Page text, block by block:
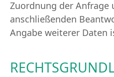
Zuordnung der Anfrage
anschließenden
Angabe weiterer Daten